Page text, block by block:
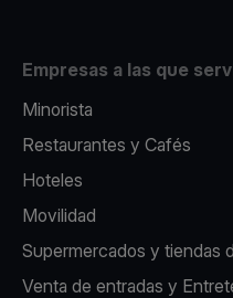
Empresas a las que
Minorista
Restaurantes y Cafés
Hoteles
Movilidad
Supermercados y tiendas
Venta de entradas y